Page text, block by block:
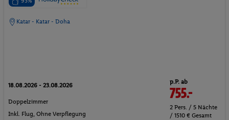
Katar - Katar - Doha
18.08.2026 - 23.08.2026
Doppelzimmer
Inkl. Flug, Ohne Verpflegung
p.P. ab
755.-
2 Pers. / 5 Nächte
/ 1510 € Gesamt